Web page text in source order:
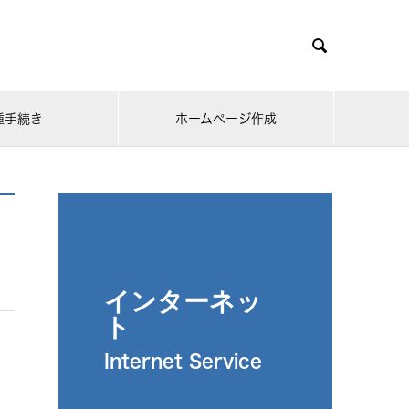

手続き ホームページ作成
インターネッ
ト
Internet Service